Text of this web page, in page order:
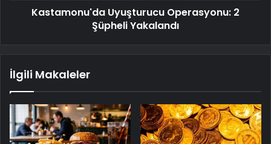
Kastamonu'da Uyuşturucu Operasyonu: 2
Şüpheli Yakalandı
İlgili Makaleler